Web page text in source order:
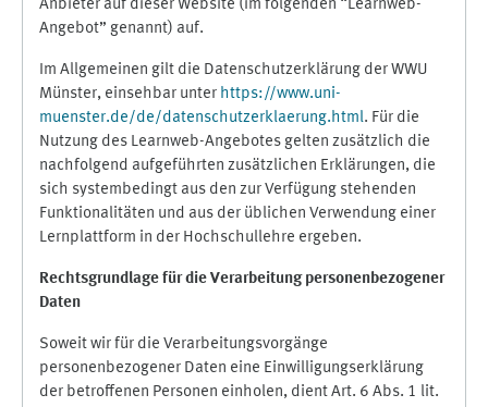
Anbieter auf dieser Website (im folgenden “Learnweb-
Angebot” genannt) auf.
Im Allgemeinen gilt die Datenschutzerklärung der WWU
Münster, einsehbar unter https://www.uni-
muenster.de/de/datenschutzerklaerung.html. Für die
Nutzung des Learnweb-Angebotes gelten zusätzlich die
nachfolgend aufgeführten zusätzlichen Erklärungen, die
sich systembedingt aus den zur Verfügung stehenden
Funktionalitäten und aus der üblichen Verwendung einer
Lernplattform in der Hochschullehre ergeben.
Rechtsgrundlage für die Verarbeitung personenbezogener
Daten
Soweit wir für die Verarbeitungsvorgänge
personenbezogener Daten eine Einwilligungserklärung
der betroffenen Personen einholen, dient Art. 6 Abs. 1 lit.